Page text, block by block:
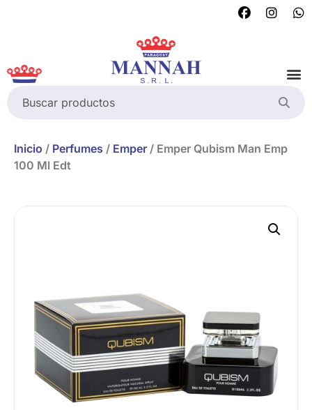
Inicio / Perfumes / Emper / Emper Qubism Man Emp
100 Ml Edt